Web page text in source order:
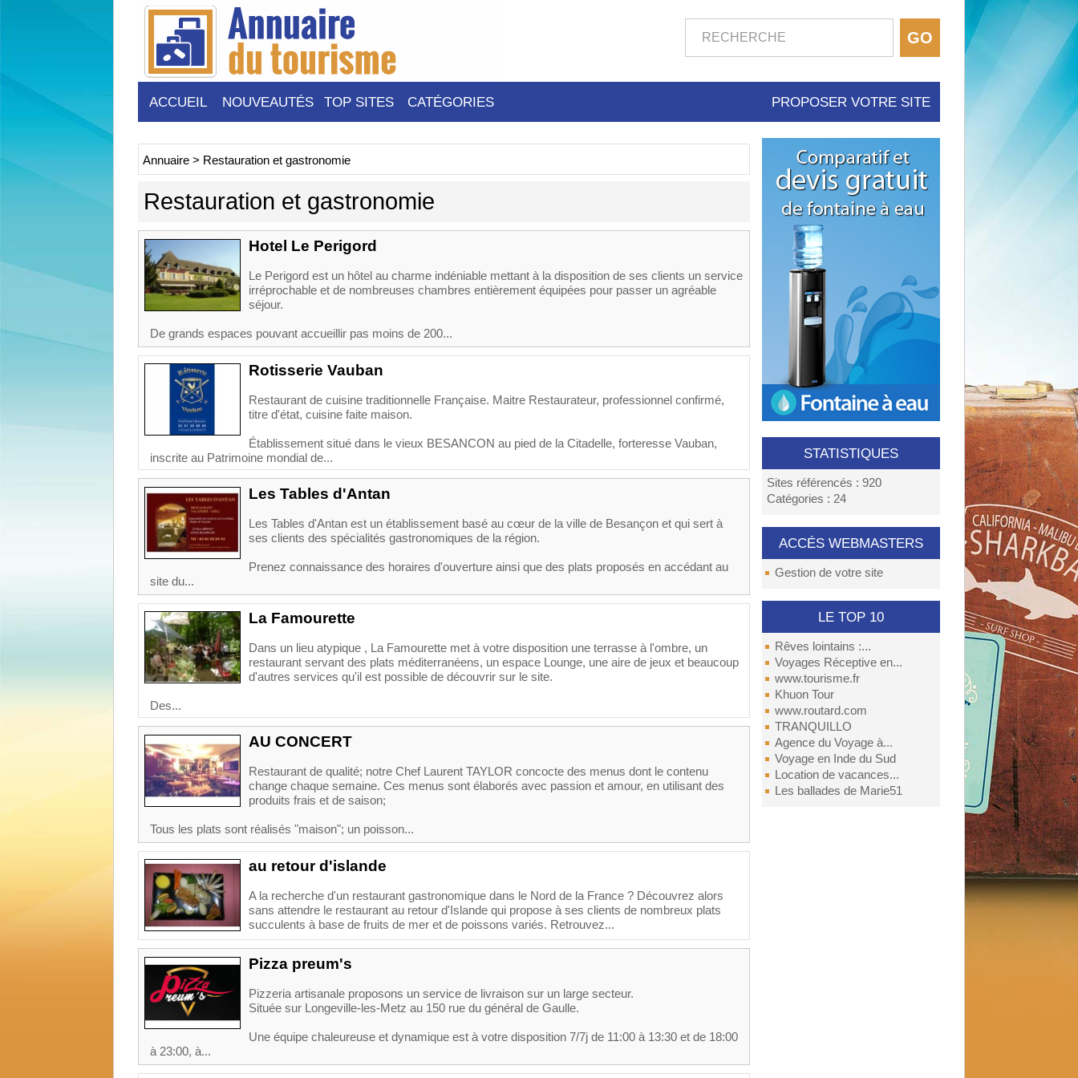
ACCUEIL NOUVEAUTÉS TOP SITES CATÉGORIES PROPOSER VOTRE SITE
STATISTIQUES
Sites référencés : 920
Catégories : 24
ACCÉS WEBMASTERS
Gestion de votre site
LE TOP 10
Rêves lointains :...
Voyages Réceptive en...
www.tourisme.fr
Khuon Tour
www.routard.com
TRANQUILLO
Agence du Voyage à...
Voyage en Inde du Sud
Location de vacances...
Les ballades de Marie51
Annuaire > Restauration et gastronomie
Restauration et gastronomie
Hotel Le Perigord
Le Perigord est un hôtel au charme indéniable mettant à la disposition de ses clients un service
irréprochable et de nombreuses chambres entièrement équipées pour passer un agréable
séjour.
De grands espaces pouvant accueillir pas moins de 200...
Rotisserie Vauban
Restaurant de cuisine traditionnelle Française. Maitre Restaurateur, professionnel confirmé,
titre d'état, cuisine faite maison.
Établissement situé dans le vieux BESANCON au pied de la Citadelle, forteresse Vauban,
inscrite au Patrimoine mondial de...
Les Tables d'Antan
Les Tables d'Antan est un établissement basé au cœur de la ville de Besançon et qui sert à
ses clients des spécialités gastronomiques de la région.
Prenez connaissance des horaires d'ouverture ainsi que des plats proposés en accédant au
site du...
La Famourette
Dans un lieu atypique , La Famourette met à votre disposition une terrasse à l'ombre, un
restaurant servant des plats méditerranéens, un espace Lounge, une aire de jeux et beaucoup
d'autres services qu'il est possible de découvrir sur le site.
Des...
AU CONCERT
Restaurant de qualité; notre Chef Laurent TAYLOR concocte des menus dont le contenu
change chaque semaine. Ces menus sont élaborés avec passion et amour, en utilisant des
produits frais et de saison;
Tous les plats sont réalisés "maison"; un poisson...
au retour d'islande
A la recherche d'un restaurant gastronomique dans le Nord de la France ? Découvrez alors
sans attendre le restaurant au retour d'Islande qui propose à ses clients de nombreux plats
succulents à base de fruits de mer et de poissons variés. Retrouvez...
Pizza preum's
Pizzeria artisanale proposons un service de livraison sur un large secteur.
Située sur Longeville-les-Metz au 150 rue du général de Gaulle.
Une équipe chaleureuse et dynamique est à votre disposition 7/7j de 11:00 à 13:30 et de 18:00
à 23:00, à...